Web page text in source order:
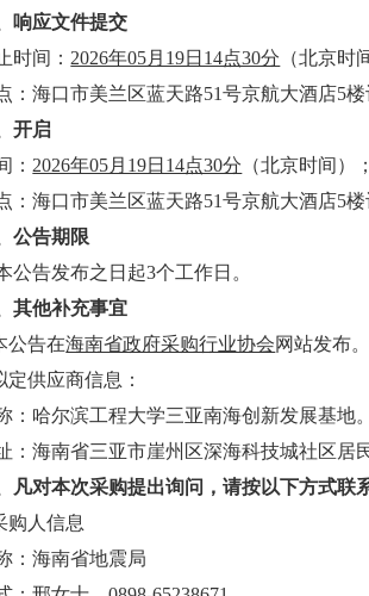
响应文件提交
时间： 2026年05月19日14点30分 （北京时
：海口市美兰区蓝天路51号京航大酒店5
开启
： 2026年05月19日14点30分 （北京时间）
：海口市美兰区蓝天路51号京航大酒店5
公告期限
公告发布之日起3个工作日。
其他补充事宜
公告在海南省政府采购行业协会网站发布
定供应商信息：
：哈尔滨工程大学三亚南海创新发展基地
：海南省三亚市崖州区深海科技城社区居
凡对本次采购提出询问，请按以下方式联
购人信息
：海南省地震局